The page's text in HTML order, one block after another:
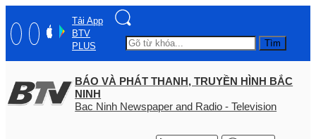
Tải App
BTV
PLUS
Tìm
BÁO VÀ PHÁT THANH, TRUYỀN HÌNH BẮC
NINH
Bac Ninh Newspaper and Radio - Television